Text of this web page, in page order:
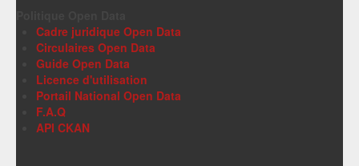
Cadre juridique Open Data
Circulaires Open Data
Guide Open Data
Licence d'utilisation
Portail National Open Data
F.A.Q
API CKAN